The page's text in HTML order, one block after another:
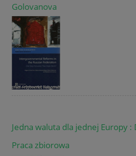
Golovanova
Jedna waluta dla jednej Europy
Praca zbiorowa